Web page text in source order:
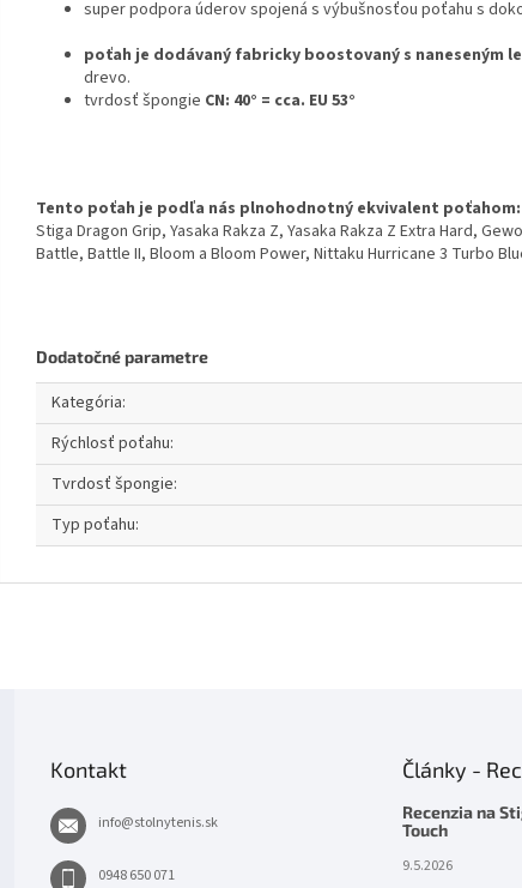
super podpora úderov spojená s výbušnosťou poťahu s
poťah je dodávaný fabricky boostovaný s naneseným
drevo.
tvrdosť špongie CN: 40° = cca. EU 53°
Tento poťah je podľa nás plnohodnotný ekvivalent poťahom:
Stiga Dragon Grip, Yasaka Rakza Z, Yasaka Rakza Z Extra Hard,
Battle, Battle II, Bloom a Bloom Power, Nittaku Hurricane 3 Turbo
Dodatočné parametre
Kategória:
Rýchlosť poťahu:
Tvrdosť špongie:
Typ poťahu:
Kontakt
info@stolnytenis.sk
0948 650 071
Články -
Recenzia na
Touch
9.5.2026